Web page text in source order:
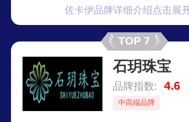
佐卡伊品牌详细介绍点击展
TOP 7
石玥珠宝
品牌指数: 4.6
中高端品牌